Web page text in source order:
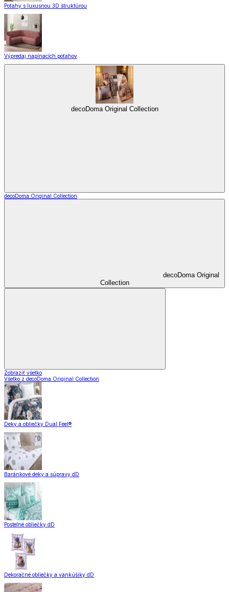
Poťahy s luxusnou 3D štruktúrou
Výpredaj napínacích poťahov
decoDoma Original Collection
decoDoma Original Collection
decoDoma Original
Collection
Zobraziť všetko
Všetko z decoDoma Original Collection
Deky a obliečky Dual Feel®
Baránkové deky a súpravy dD
Posteľné obliečky dD
Dekoračné obliečky a vankúšiky dD